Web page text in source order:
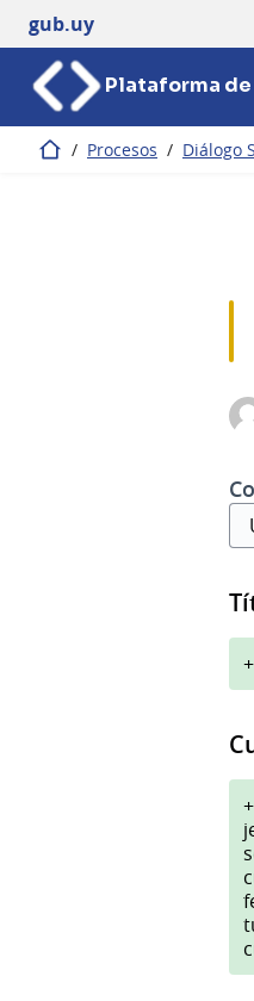
gub.uy
Plataforma
Inicio / Procesos / Diálogo
+
+